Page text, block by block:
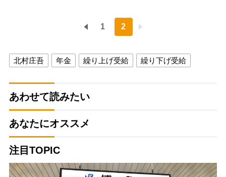
1 2
北村庄吾 年金 繰り上げ受給 繰り下げ受給
あわせて読みたい
あなたにオススメ
注目TOPIC